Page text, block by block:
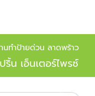
นทำป้ายด่วน ลาดพร้าว
น เอ็นเตอร์ไพรซ์